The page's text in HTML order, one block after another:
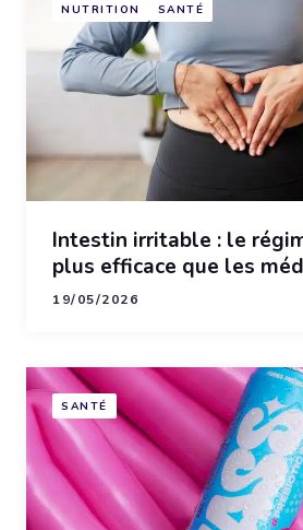
NUTRITION SANTÉ
Intestin irritable : le
plus efficace que les
19/05/2026
SANTÉ